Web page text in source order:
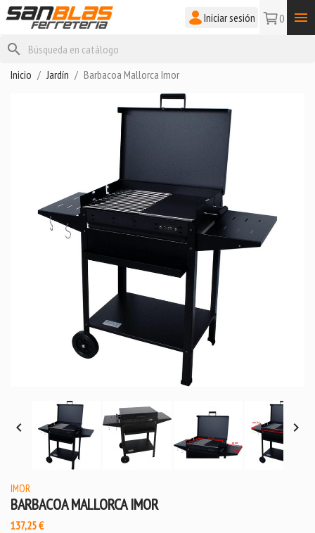
Iniciar sesión 0

search
Inicio Jardín Barbacoa Mallorca Imor
 
IMOR
BARBACOA MALLORCA IMOR
137,25 €